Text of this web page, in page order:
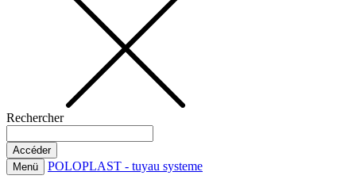
Rechercher
Menü POLOPLAST - tuyau systeme